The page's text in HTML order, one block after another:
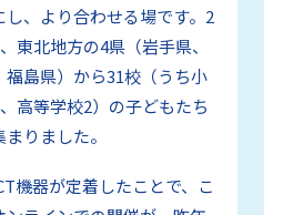
、より合わせる場です。2
東北地方の4県（岩手県、
福島県）から31校（うち小
高等学校2）の子どもたち
りました。
機器が定着したことで、こ